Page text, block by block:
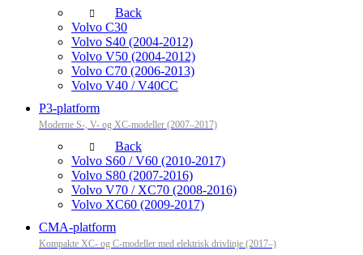
Back
Volvo C30
Volvo S40 (2004-2012)
Volvo V50 (2004-2012)
Volvo C70 (2006-2013)
Volvo V40 / V40CC
P3-platform
Moderne S-, V- og XC-modeller (2007–2017)
Back
Volvo S60 / V60 (2010-2017)
Volvo S80 (2007-2016)
Volvo V70 / XC70 (2008-2016)
Volvo XC60 (2009-2017)
CMA-platform
Kompakte XC- og C-modeller med elektrisk drivlinje (2017–)